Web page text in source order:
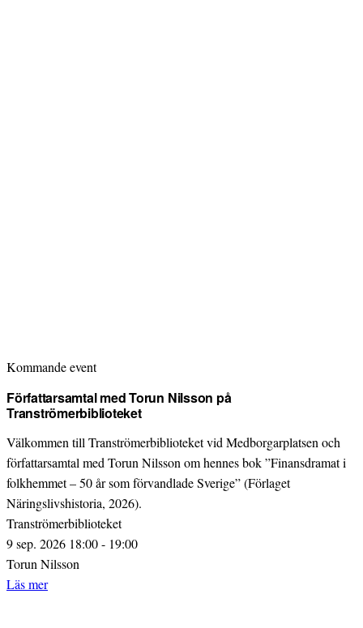
Kommande event
Författarsamtal med Torun Nilsson på
Tranströmerbiblioteket
Välkommen till Tranströmerbiblioteket vid Medborgarplatsen och
författarsamtal med Torun Nilsson om hennes bok ”Finansdramat i
folkhemmet – 50 år som förvandlade Sverige” (Förlaget
Näringslivshistoria, 2026).
Tranströmerbiblioteket
9 sep. 2026 18:00 - 19:00
Torun Nilsson
Läs mer